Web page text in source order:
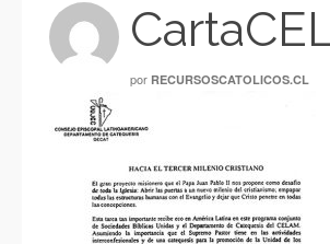
por RECURSOSCATOLICOS.CL